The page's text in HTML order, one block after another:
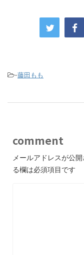
-藤田もも
comment
メールアドレスが公
る欄は必須項目です